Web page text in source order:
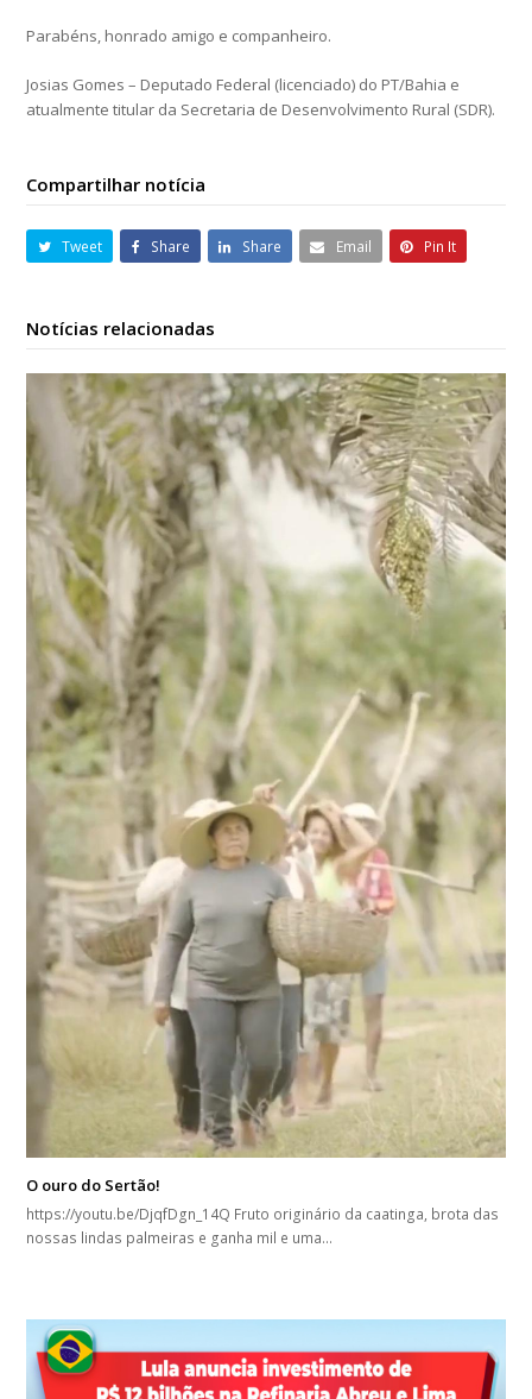
Parabéns, honrado amigo e companheiro.
Josias Gomes – Deputado Federal (licenciado) do PT/Bahia e
atualmente titular da Secretaria de Desenvolvimento Rural (SDR).
Compartilhar notícia
Tweet Share Share Email Pin It
Notícias relacionadas
O ouro do Sertão!
https://youtu.be/DjqfDgn_14Q Fruto originário da caatinga, brota das
nossas lindas palmeiras e ganha mil e uma…